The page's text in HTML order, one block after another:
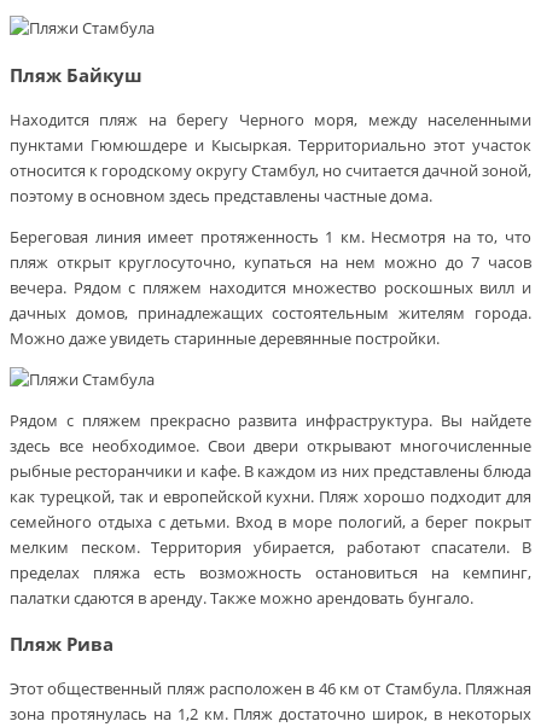
Пляж Байкуш
Находится пляж на берегу Черного моря, между населенными
пунктами Гюмюшдере и Кысыркая. Территориально этот участок
относится к городскому округу Стамбул, но считается дачной зоной,
поэтому в основном здесь представлены частные дома.
Береговая линия имеет протяженность 1 км. Несмотря на то, что
пляж открыт круглосуточно, купаться на нем можно до 7 часов
вечера. Рядом с пляжем находится множество роскошных вилл и
дачных домов, принадлежащих состоятельным жителям города.
Можно даже увидеть старинные деревянные постройки.
Рядом с пляжем прекрасно развита инфраструктура. Вы найдете
здесь все необходимое. Свои двери открывают многочисленные
рыбные ресторанчики и кафе. В каждом из них представлены блюда
как турецкой, так и европейской кухни. Пляж хорошо подходит для
семейного отдыха с детьми. Вход в море пологий, а берег покрыт
мелким песком. Территория убирается, работают спасатели. В
пределах пляжа есть возможность остановиться на кемпинг,
палатки сдаются в аренду. Также можно арендовать бунгало.
Пляж Рива
Этот общественный пляж расположен в 46 км от Стамбула. Пляжная
зона протянулась на 1,2 км. Пляж достаточно широк, в некоторых